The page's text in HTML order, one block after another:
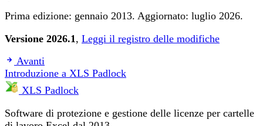
Prima edizione: gennaio 2013. Aggiornato: luglio 2026.
Versione 2026.1 , Leggi il registro delle modifiche
Avanti
Introduzione a XLS Padlock
XLS Padlock
Software di protezione e gestione delle licenze per cartelle